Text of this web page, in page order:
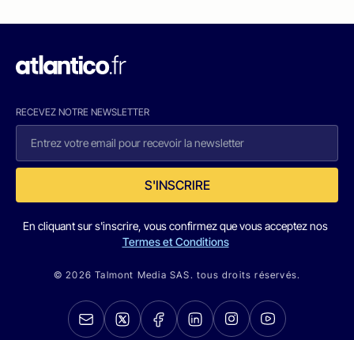
RECEVEZ NOTRE NEWSLETTER
S'INSCRIRE
En cliquant sur s'inscrire, vous confirmez que vous acceptez nos
Termes et Conditions
© 2026 Talmont Media SAS. tous droits réservés.